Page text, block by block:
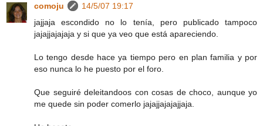
comoju
14/5/07 19:17
jajjaja escondido no lo tenía, pero publicado tampoco
jajajjajajaja y si que ya veo que está apareciendo.
Lo tengo desde hace ya tiempo pero en plan familia y por
eso nunca lo he puesto por el foro.
Que seguiré deleitandoos con cosas de choco, aunque yo
me quede sin poder comerlo jajajjajajajjaja.